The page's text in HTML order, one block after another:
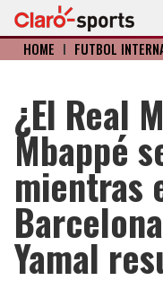
HOME I FÚTBOL
¿El Real
Mbappé
mientras
Yamal